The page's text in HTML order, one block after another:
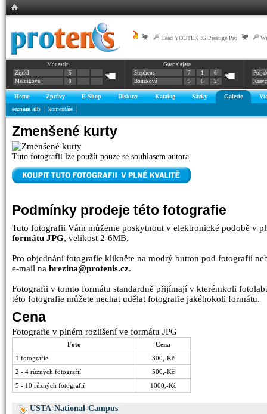
Head YOUTEK IG Prestige Pro
Monastir
Zipfel
5
Melnikova
0
Guadalajara
Stephens
7 1
6
Bouzková
5 6 2
Home Zprávy E-Shop Diskuze Katalog Sázky Galerie
seznam alb
komentáře
Zmenšené kurty
Tuto fotografii lze použít pouze se souhlasem autora.
Podmínky prodeje této fotografie
Tuto fotografii Vám můžeme poskytnout v elektronické podobě v
formátu JPG, velikost 2-6MB.
Pro objednání fotografie klikněte na modrý button pod fotografií
e-mail na brezina@protenis.cz.
Fotografii v tomto formátu standardně přijímají v kterémkoli
této fotografie můžete nechat udělat fotografie jakéhokoli formátu.
Cena
Fotografie v plném rozlišení ve formátu JPG
Foto
Cena
1 fotografie
300,-Kč
2 - 4 různých fotografií
500,-Kč
5 - 10 různých fotografií
1000,-Kč
USTA-National-Campus